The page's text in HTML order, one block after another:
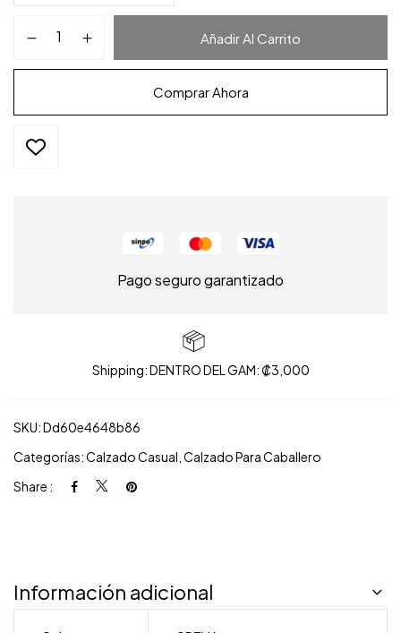
Añadir Al Carrito
Comprar Ahora
Pago seguro garantizado
Shipping: DENTRO DEL GAM: ₡3,000
SKU:Dd60e4648b86
Categorías:Calzado Casual Calzado Para Caballero
Share :
Información adicional